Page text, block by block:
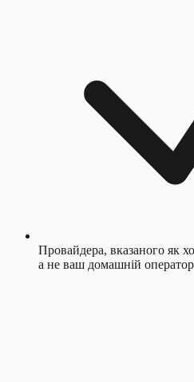
Провайдера, вказаного як
а не ваш домашній